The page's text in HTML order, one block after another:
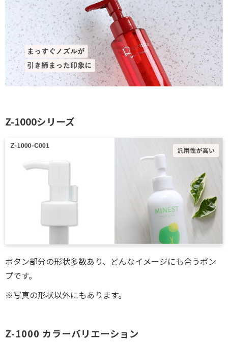
Z-1000シリーズ
ボタン部分の形状多数あり、どんなイメージにも合うポン
プです。
※写真の形状以外にもあります。
Z-1000 カラーバリエーション